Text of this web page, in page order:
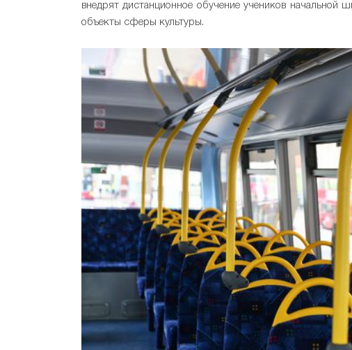
внедрят дистанционное обучение учеников
объекты сферы культуры.